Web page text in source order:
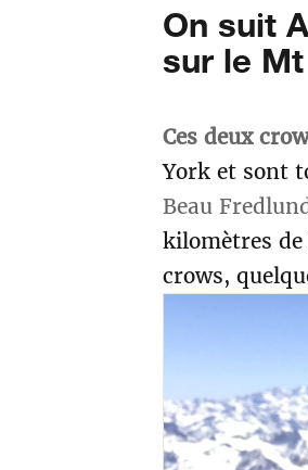
On suit
sur le
Ces deux
York et sont
Beau
kilomètres de
crows,